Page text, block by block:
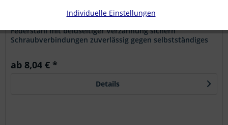
Sperrzahnscheiben SCHNORR S beidseitig gezahnt aus
Federstahl mit beidseitiger Verzahnung sichern
Schraubverbindungen zuverlässig gegen selbstständiges
ab 8,04 € *
Details
Individuelle Einstellungen